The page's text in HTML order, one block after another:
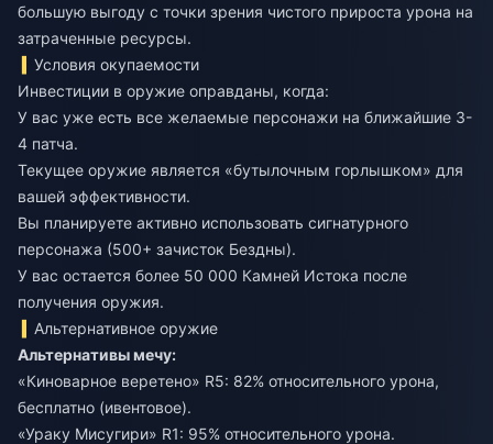
большую выгоду с точки зрения чистого прироста урона на
затраченные ресурсы.
Условия окупаемости
Инвестиции в оружие оправданы, когда:
У вас уже есть все желаемые персонажи на ближайшие 3-
4 патча.
Текущее оружие является «бутылочным горлышком» для
вашей эффективности.
Вы планируете активно использовать сигнатурного
персонажа (500+ зачисток Бездны).
У вас остается более 50 000 Камней Истока после
получения оружия.
Альтернативное оружие
Альтернативы мечу:
«Киноварное веретено» R5: 82% относительного урона,
бесплатно (ивентовое).
«Ураку Мисугири» R1: 95% относительного урона.